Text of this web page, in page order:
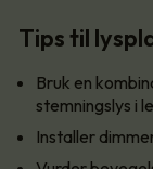
Tips til
Bruk en
stemningslys i
Installer